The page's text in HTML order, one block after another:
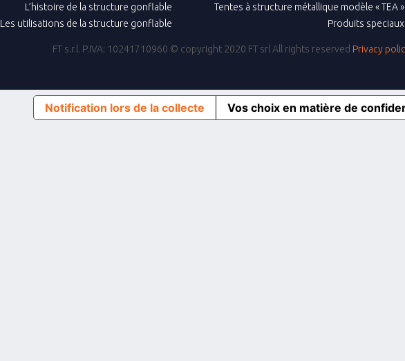
L’histoire de la structure gonflable
Les utilisations de la structure gonflable
Tentes à structure métallique modèle « TEA »
Produits speciaux
FT s.r.l. P.IVA: 10241710960 © copyright 2020 FT srl All rights reserved Privacy
Notification lors de la collecte Vos choix en matière de